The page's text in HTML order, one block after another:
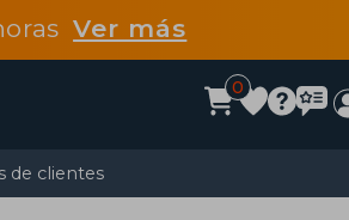
Ver más
0
de clientes